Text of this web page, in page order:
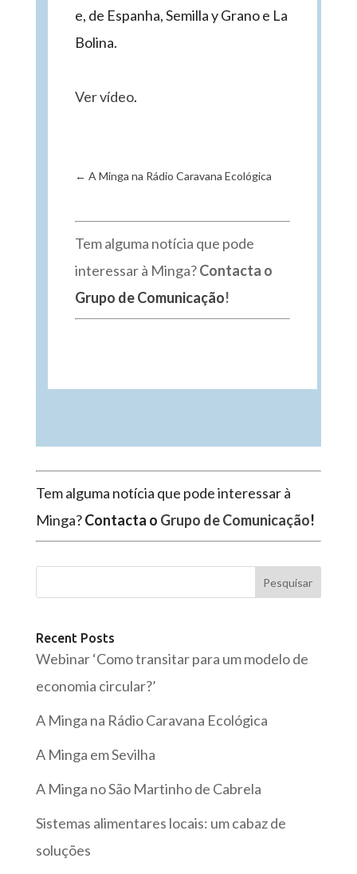
e, de Espanha, Semilla y Grano e La
Bolina.
Ver vídeo.
← A Minga na Rádio Caravana Ecológica
Tem alguma notícia que pode
interessar à Minga?Contacta o
Grupo de Comunicação!
Tem alguma notícia que pode interessar à
Minga?Contacta o Grupo de Comunicação!
Pesquisar
Recent Posts
Webinar ‘Como transitar para um modelo de
economia circular?’
A Minga na Rádio Caravana Ecológica
A Minga em Sevilha
A Minga no São Martinho de Cabrela
Sistemas alimentares locais: um cabaz de
soluções